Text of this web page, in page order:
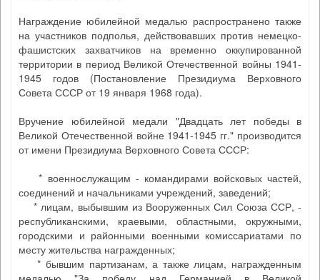
Награждение юбилейной медалью распространено также
на участников подполья, действовавших против немецко-
фашистских захватчиков на временно оккупированной
территории в период Великой Отечественной войны 1941-
1945 годов (Постановление Президиума Верховного
Совета СССР от 19 января 1968 года).
Вручение юбилейной медали "Двадцать лет победы в
Великой Отечественной войне 1941-1945 гг." производится
от имени Президиума Верховного Совета СССР:
* военнослужащим - командирами войсковых частей,
соединений и начальниками учреждений, заведений;
* лицам, выбывшим из Вооруженных Сил Союза ССР, -
республиканскими, краевыми, областными, окружными,
городскими и районными военными комиссариатами по
месту жительства награжденных;
* бывшим партизанам, а также лицам, награжденным